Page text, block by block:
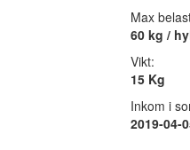
Max
60 kg /
Vikt:
15 Kg
Inkom i
2019-04-